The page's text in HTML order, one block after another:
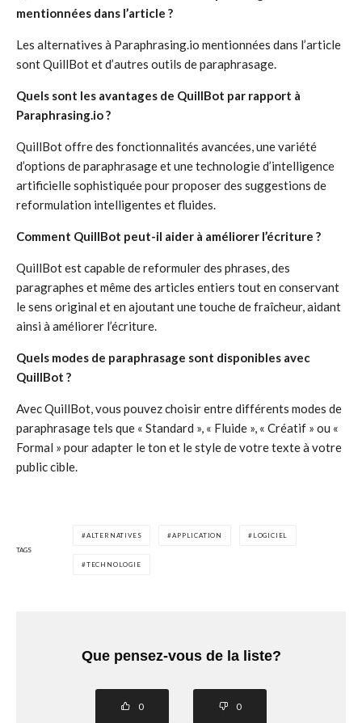
mentionnées dans l’article ?
Les alternatives à Paraphrasing.io mentionnées dans l’article
sont QuillBot et d’autres outils de paraphrasage.
Quels sont les avantages de QuillBot par rapport à
Paraphrasing.io ?
QuillBot offre des fonctionnalités avancées, une variété
d’options de paraphrasage et une technologie d’intelligence
artificielle sophistiquée pour proposer des suggestions de
reformulation intelligentes et fluides.
Comment QuillBot peut-il aider à améliorer l’écriture ?
QuillBot est capable de reformuler des phrases, des
paragraphes et même des articles entiers tout en conservant
le sens original et en ajoutant une touche de fraîcheur, aidant
ainsi à améliorer l’écriture.
Quels modes de paraphrasage sont disponibles avec
QuillBot ?
Avec QuillBot, vous pouvez choisir entre différents modes de
paraphrasage tels que « Standard », « Fluide », « Créatif » ou «
Formal » pour adapter le ton et le style de votre texte à votre
public cible.
TAGS
ALTERNATIVES APPLICATION LOGICIEL
TECHNOLOGIE
Que pensez-vous de la liste?
0 0